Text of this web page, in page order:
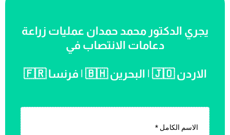
يجري الدكتور محمد حمدان عمليات زراعة
دعامات الانتصاب في
الاردن 🇯🇴 | البحرين 🇧🇭 | فرنسا 🇫🇷
الاسم الكامل *